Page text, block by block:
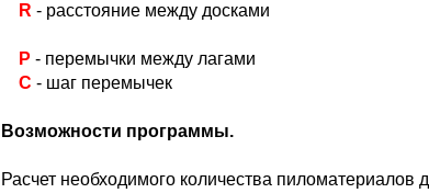
R - расстояние между досками
P - перемычки между лагами
C - шаг перемычек
Возможности программы.
Расчет необходимого количества пиломатериалов